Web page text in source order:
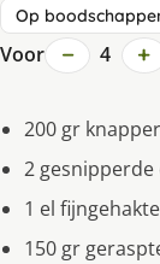
Op
Voor − 4 +
200 gr
2
1 el
150 gr